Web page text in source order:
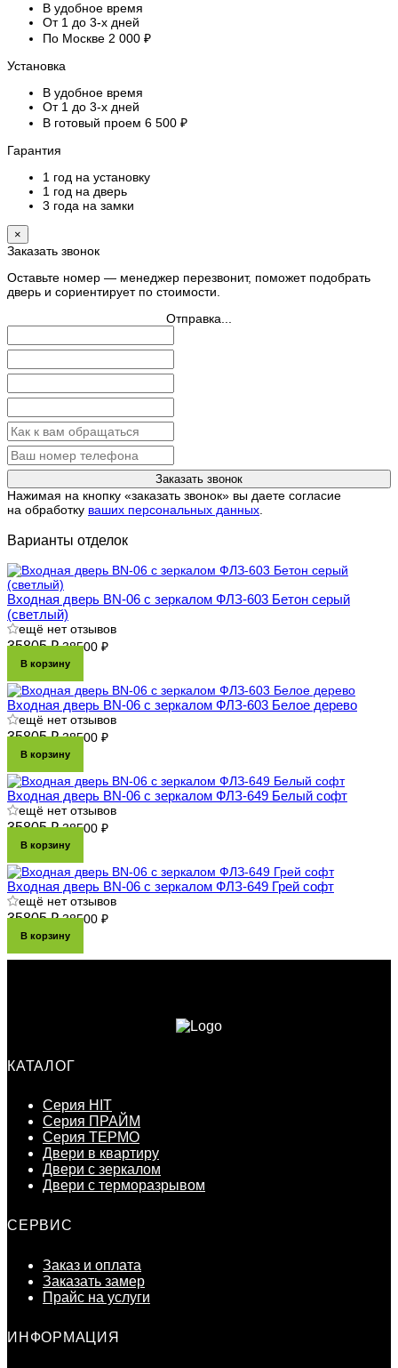
В удобное время
От 1 до 3-х дней
По Москве 2 000 ₽
Установка
В удобное время
От 1 до 3-х дней
В готовый проем 6 500 ₽
Гарантия
1 год на установку
1 год на дверь
3 года на замки
×
Заказать звонок
Оставьте номер — менеджер перезвонит, поможет подобрать
дверь и сориентирует по стоимости.
Отправка...
Заказать звонок
Нажимая на кнопку «заказать звонок» вы даете согласие
на обработку ваших персональных данных
Варианты отделок
Входная дверь BN-06 с зеркалом ФЛЗ-603 Бетон серый
(светлый)
ещё нет отзывов
35805 ₽ 38500 ₽
В корзину
Входная дверь BN-06 с зеркалом ФЛЗ-603 Белое дерево
ещё нет отзывов
35805 ₽ 38500 ₽
В корзину
Входная дверь BN-06 с зеркалом ФЛЗ-649 Белый софт
ещё нет отзывов
35805 ₽ 38500 ₽
В корзину
Входная дверь BN-06 с зеркалом ФЛЗ-649 Грей софт
ещё нет отзывов
35805 ₽ 38500 ₽
В корзину
КАТАЛОГ
Серия HIT
Серия ПРАЙМ
Серия ТЕРМО
Двери в квартиру
Двери с зеркалом
Двери с терморазрывом
СЕРВИС
Заказ и оплата
Заказать замер
Прайс на услуги
ИНФОРМАЦИЯ